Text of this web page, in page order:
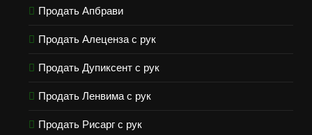
Продать Апбрави
Продать Алеценза с рук
Продать Дупиксент с рук
Продать Ленвима с рук
Продать Рисарг с рук